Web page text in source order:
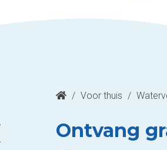
/ Voor thuis /
Ontvang